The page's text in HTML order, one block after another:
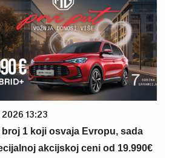
2026 13:23
broj 1 koji osvaja Evropu, sada
akcijskoj ceni od 19.990€